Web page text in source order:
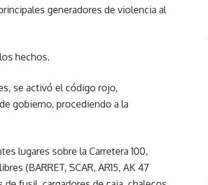
generadores de violencia al
hechos.
se activó el código rojo,
gobierno, procediendo a la
lugares sobre la Carretera 100,
(BARRET, SCAR, AR15, AK 47